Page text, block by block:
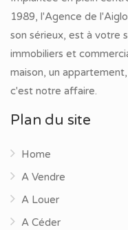
1989, l'Agence de
son sérieux, est à votre
immobiliers et
maison, un
c'est notre affaire.
Plan du site
Home
A Vendre
A Louer
A Céder